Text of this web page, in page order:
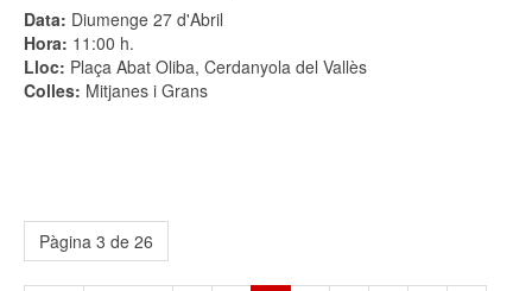
Data: Diumenge 27 d'Abril
Hora: 11:00 h.
Lloc: Plaça Abat Oliba, Cerdanyola del Vallès
Colles: Mitjanes i Grans
Pàgina 3 de 26